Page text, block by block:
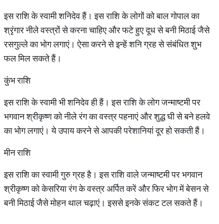
इस राशि के स्वामी शनिदेव हैं। इस राशि के लोगों को बाल गोपाल का
श्रृंगार नीले वस्त्रों से करना चाहिए और फटे हुए दूध से बनी मिठाई जैसे
रसगुल्ले का भोग लगाएं। ऐसा करने से इन्हें शनि ग्रह से संबंधित शुभ
फल मिल सकते हैं।
कुंभ राशि
इस राशि के स्वामी भी शनिदेव ही हैं। इस राशि के लोग जन्माष्टमी पर
भगवान श्रीकृष्ण को नीले रंग का वस्त्र पहनाएं और शुद्ध घी से बने हलवे
का भोग लगाएं। ये उपाय करने से आपकी परेशानियां दूर हो सकती हैं।
मीन राशि
इस राशि का स्वामी गुरु ग्रह है। इस राशि वाले जन्माष्टमी पर भगवान
श्रीकृष्ण को केसरिया रंग के वस्त्र अर्पित करें और फिर भोग में बेसन से
बनी मिठाई जैसे मोहन थाल चढ़ाएं। इससे इनके संकट टल सकते हैं।